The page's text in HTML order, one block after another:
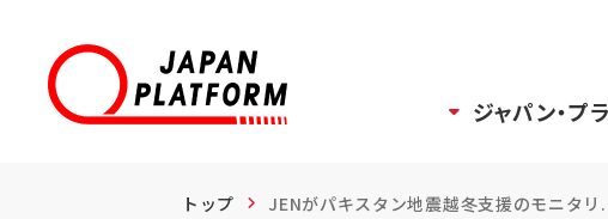
ジャパン・プ
トップ JENがパキスタン地震越冬支援のモニタリ